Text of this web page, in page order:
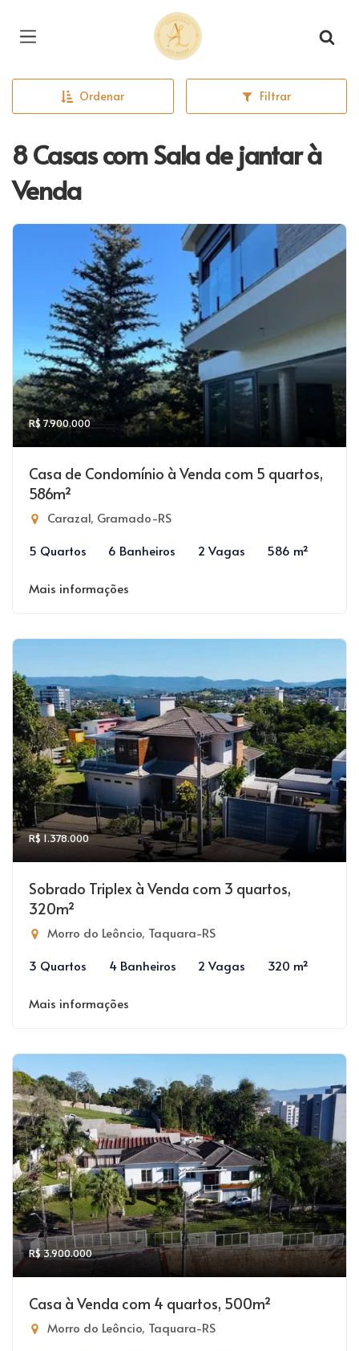
Página inicial
Ordenar Filtrar
8 Casas com Sala de jantar à
Venda
R$ 7.900.000
Casa de Condomínio à Venda com 5 quartos,
586m²
Carazal, Gramado-RS
5 Quartos
6 Banheiros 2 Vagas 586 m²
Mais informações
R$ 1.378.000
Sobrado Triplex à Venda com 3 quartos,
320m²
Morro do Leôncio, Taquara-RS
3 Quartos
4 Banheiros 2 Vagas 320 m²
Mais informações
R$ 3.900.000
Casa à Venda com 4 quartos, 500m²
Morro do Leôncio, Taquara-RS